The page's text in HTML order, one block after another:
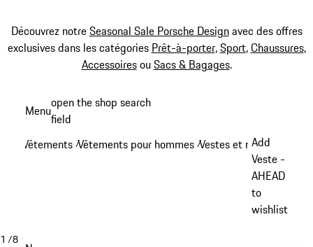
Découvrez notreSeasonal Sale Porsche Designavec des offres
exclusives dans les catégories Prêt-à-porter,Sport,Chaussures,
AccessoiresouSacs & Bagages.
principal
Menuopen the shop search
field
Vêtements /Vêtements pour hommes /Vestes et manteaux
Add
Veste -
AHEAD
to
wishlist
1 /8